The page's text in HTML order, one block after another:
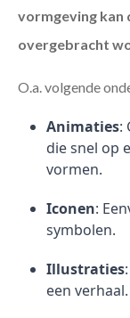
vormgeving kan
overgebracht
O.a. volgende
Animaties:
die snel op
vormen.
Iconen:
symbolen.
Illustraties
een verhaal.